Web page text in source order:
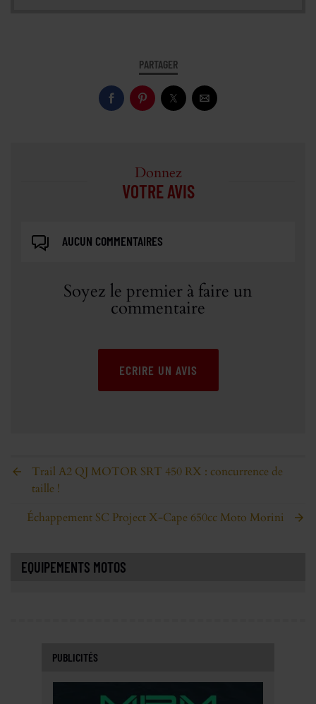
PARTAGER
Donnez
VOTRE AVIS
AUCUN COMMENTAIRES
Soyez le premier à faire un
commentaire
ECRIRE UN AVIS
Trail A2 QJ MOTOR SRT 450 RX : concurrence de
taille !
Échappement SC Project X-Cape 650cc Moto Morini
EQUIPEMENTS MOTOS
PUBLICITÉS